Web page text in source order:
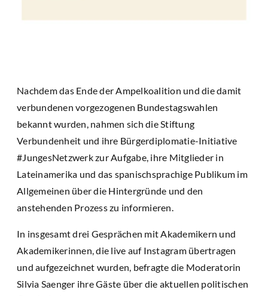
Nachdem das Ende der Ampelkoalition und die damit
verbundenen vorgezogenen Bundestagswahlen
bekannt wurden, nahmen sich die Stiftung
Verbundenheit und ihre Bürgerdiplomatie-Initiative
#JungesNetzwerk zur Aufgabe, ihre Mitglieder in
Lateinamerika und das spanischsprachige Publikum im
Allgemeinen über die Hintergründe und den
anstehenden Prozess zu informieren.
In insgesamt drei Gesprächen mit Akademikern und
Akademikerinnen, die live auf Instagram übertragen
und aufgezeichnet wurden, befragte die Moderatorin
Silvia Saenger ihre Gäste über die aktuellen politischen